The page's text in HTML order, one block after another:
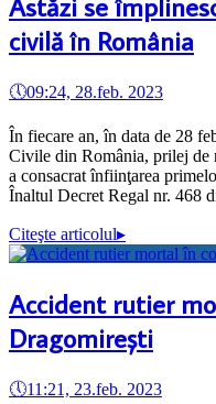
civilă în România
🕔09:24, 28.feb. 2023
În fiecare an, în data de 28
Civile din România, prilej de
a consacrat înfiinţarea
Înaltul Decret Regal nr. 468
Citeşte articolul▸
Accident rutier
Dragomirești
🕔11:21, 23.feb. 2023